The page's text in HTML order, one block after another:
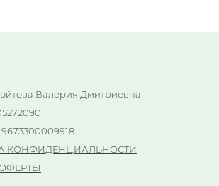
Валерия Дмитриевна
КОНФИДЕНЦИАЛЬНОСТИ